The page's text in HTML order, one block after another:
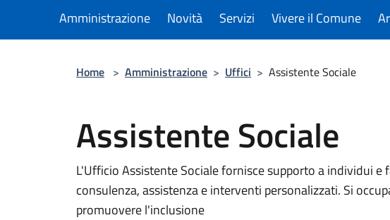
Amministrazione Novità Servizi Vivere il Comune
Home > Amministrazione > Uffici > Assistente Sociale
Assistente Sociale
L'Ufficio Assistente Sociale fornisce supporto a individui
consulenza, assistenza e interventi personalizzati. Si
promuovere l'inclusione